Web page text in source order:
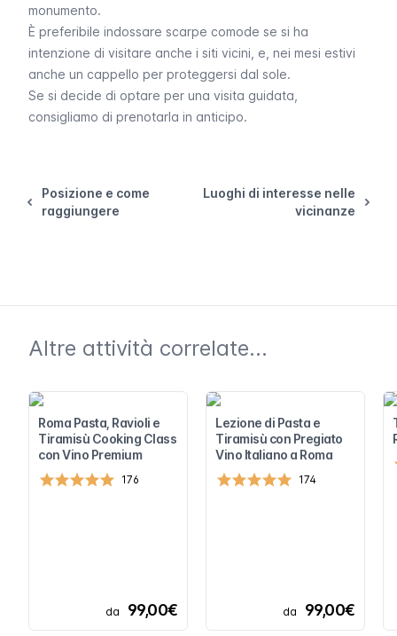
monumento.
È preferibile indossare scarpe comode se si ha
intenzione di visitare anche i siti vicini, e, nei mesi estivi
anche un cappello per proteggersi dal sole.
Se si decide di optare per una visita guidata,
consigliamo di prenotarla in anticipo.
Posizione e come
raggiungere
Luoghi di interesse nelle
vicinanze
Altre attività correlate...
Roma Pasta, Ravioli e
Tiramisù Cooking Class
con Vino Premium
176
da 99,00€
Lezione di Pasta e
Tiramisù con Pregiato
Vino Italiano a Roma
174
da 99,00€